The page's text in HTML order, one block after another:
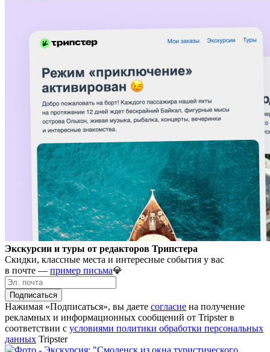
Экскурсии и туры от редакторов Трипстера
Скидки, классные места и интересные события у вас
в почте — пример письма💎
Подписаться
Нажимая «Подписаться», вы даете согласие на получение
рекламных и информационных сообщений от Tripster в
соответствии c условиями политики обработки персональных
данных Tripster